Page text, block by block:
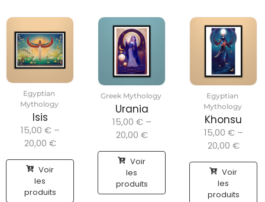
Egyptian
Mythology
Isis
15,00 € –
20,00 €
Voir
les
produits
Greek Mythology
Urania
15,00 € –
20,00 €
Voir
les
produits
Egyptian
Mythology
Khonsu
15,00 € –
20,00 €
Voir
les
produits